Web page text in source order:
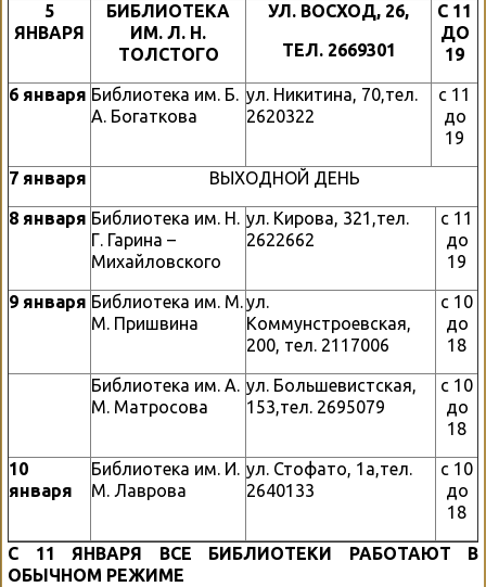
5
ЯНВАРЯ
БИБЛИОТЕКА
ИМ. Л . Н .
ТОЛСТОГО
УЛ . ВОСХОД, 26,
ТЕЛ . 2669301
С 11
ДО
19
6 января Библиотека им. Б.
А. Богаткова
ул. Никитина, 70,тел.
2620322
с 11
до
19
7 января ВЫХОДНОЙ ДЕНЬ
8 января Библиотека им. Н.
Г. Гарина –
Михайловского
ул. Кирова, 321,тел.
2622662
с 11
до
19
9 января Библиотека им. М.
М. Пришвина
ул.
Коммунстроевская,
200, тел. 2117006
с 10
до
18
Библиотека им. А.
М. Матросова
ул. Большевистская,
153,тел. 2695079
с 10
до
18
10
января
Библиотека им. И.
М. Лаврова
ул. Стофато, 1а,тел.
2640133
с 10
до
18
С 11 ЯНВАРЯ ВСЕ БИБЛИОТЕКИ РАБОТАЮТ
В
ОБЫЧНОМ РЕЖИМЕ